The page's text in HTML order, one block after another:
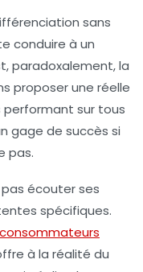
sans
conduire à un
paradoxalement, la
proposer une réelle
performant sur tous
gage de succès si
pas.
pas écouter ses
spécifiques.
consommateurs
à la réalité du